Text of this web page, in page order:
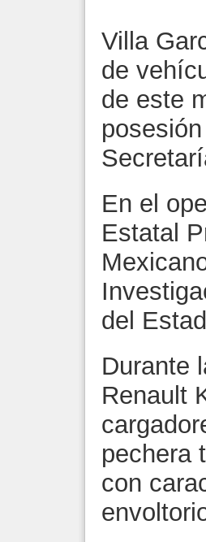
Villa
de
de este
En el
Estatal
del
Durante
Renault
pechera
con